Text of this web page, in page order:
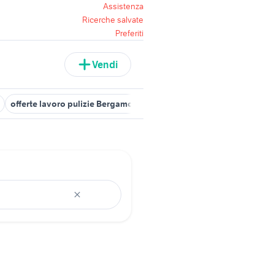
Assistenza
Ricerche salvate
Preferiti
Vendi
offerte lavoro pulizie Bergamo provincia